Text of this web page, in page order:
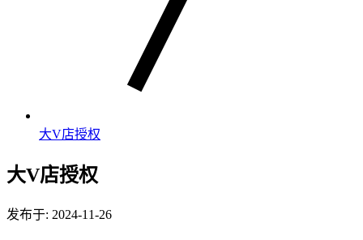
大V店授权
大V店授权
发布于: 2024-11-26